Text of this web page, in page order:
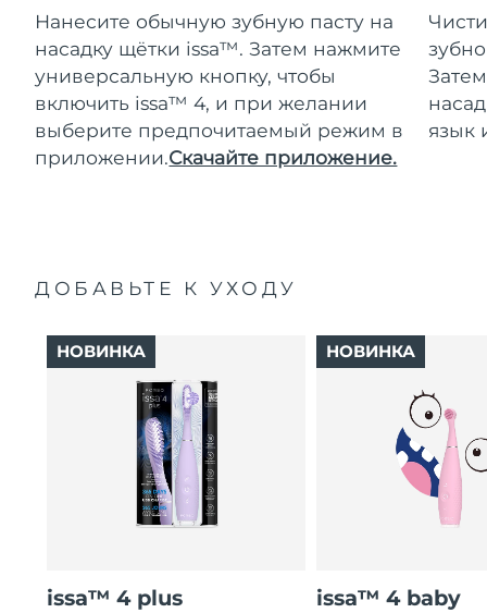
Нанесите обычную зубную пасту на
насадку щётки issa™. Затем нажмите
универсальную кнопку, чтобы
включить issa™ 4, и при желании
выберите предпочитаемый режим в
приложении.Скачайте приложение.
язык
ДОБАВЬТЕ К УХОДУ
issa™ 4 plus
НОВИНКА
issa™ 4 baby
НОВИНКА